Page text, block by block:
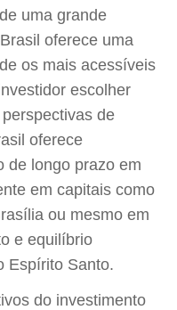
uma grande
oferece uma
os mais acessíveis
escolher
de
oferece
de longo prazo em
em capitais como
ou mesmo em
e equilíbrio
Espírito Santo.
do investimento